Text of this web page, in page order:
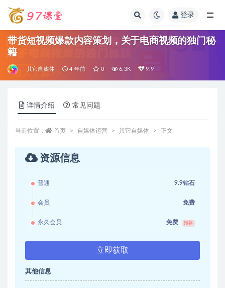
登录
带货短视频爆款内容策划，关于电商视频的独门秘
籍
其它自媒体 4 年前 0 6.3K 9.9
详情介绍 常见问题
当前位置： 首页 自媒体运营 其它自媒体 正文
资源信息
普通 9.9钻石
会员 免费
永久会员 免费 推荐
立即获取
其他信息